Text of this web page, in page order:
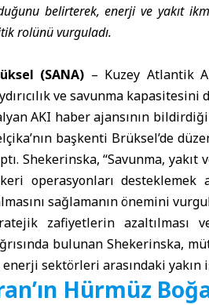
belirterek, enerji ve yakıt
rolünü vurguladı.
(SANA) – Kuzey Atlantik
ve savunma
AKI haber ajansının
başkenti Brüksel’de
Shekerinska, “Savunma,
operasyonları desteklemek
sağlamanın önemini
zafiyetlerin azaltılması
bulunan Shekerinska,
enerji sektörleri arasındaki
Hürmüz